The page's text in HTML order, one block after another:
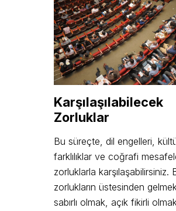
Karşılaşılabilecek
Zorluklar
Bu süreçte, dil engelleri,
farklılıklar ve coğrafi
zorluklarla karşılaşabilirsiniz.
zorlukların üstesinden
sabırlı olmak, açık fikirli